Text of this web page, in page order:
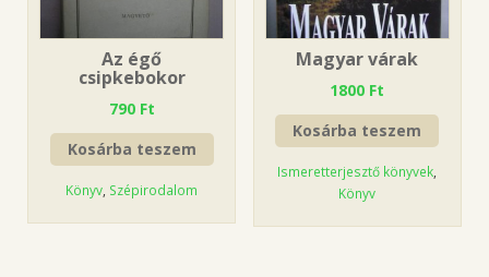
Az égő
csipkebokor
790 Ft
Kosárba teszem
Könyv, Szépirodalom
Magyar várak
1800 Ft
Kosárba teszem
Ismeretterjesztő könyvek,
Könyv